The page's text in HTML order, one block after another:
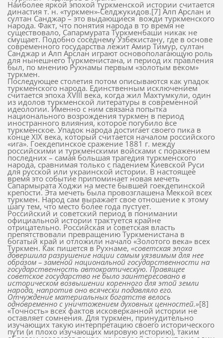
Наиболее яркой эпохой туркменской истории считается
династия т. н. «туркмен»-Селджукидов.[7] Алп Арслан и
султан Санджар – это выдающиеся вожди туркменского
народа. Факт, что понятия народа в то время не
существовало, Сапармурата Туркменбаши никак не
смущает. Подобно соседнему Узбекистану, где в основе
современного государства лежит Амир Тимур, султан
Санджар и Алп Арслан играют основополагающую роль
для нынешнего Туркменистана, и период их правления
был, по мнению Рухнамы первым «золотым веком»
туркмен.
Последующее столетия потом описываются как упадок
туркменского народа. Единственным исключением
считается эпоха XVIII века, когда жил Махтумкули, один
из идолов туркменской литературы в современной
идеологии. Именно с ним связана попытка
национального возрождения туркмен в период
иностранного влияния, которое погубило все
туркменское. Упадок народа достигает своего пика в
конце XIX века, который считается началом российского
«ига». Гоекдепинское сражение 1881 г. между
российскими и туркменскими войсками с поражением
последних – самая большая трагедия туркменского
народа, сравнимая только с падением Киевской Руси
для русской или украинской истории. В настоящее
время это событие припоминает новая мечеть
Сапармырата Ходжи на месте бывшей гоекдепинской
крепости. Эта мечеть была провозглашена Меккой всех
туркмен. Народ сам выражает свое отношение к этому
шагу тем, что место более года пустует.
Российский и советский период в понимании
официальной истории трактуется крайне
отрицательно. Российская и советская власть
препятствовали превращению Туркменистана в
богатый край и отложили начало «Золотого века» всех
Туркмен. Как пишется в Рухнаме, «советская эпоха
довершила разрушение нации самым уязвимым для нее
образом – заменой национальной государственности на
государственность автократическую. Правящее
советское государство не было заинтересовано в
историческом возвышении коренного для этой земли
народа, напротив оно всячески подавляло его.
Отчуждение материальных богатств велось
одновременно с уничтожением духовных ценностей.»[8]
«Точность» всех фактов исковерканной истории не
оставляет сомнения. Для туркмен, принудительно
изучающих такую интерпретацию своего исторического
пути (и плохо изучающих мировую историю), таким